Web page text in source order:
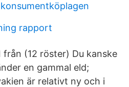
rapport
från (12 röster) Du kanske
en gammal eld;
är relativt ny och i